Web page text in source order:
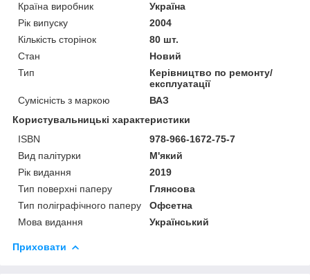
Країна виробник
Україна
Рік випуску
2004
Кількість сторінок
80 шт.
Стан
Новий
Тип
Керівництво по ремонту/
експлуатації
Сумісність з маркою
ВАЗ
Користувальницькі характеристики
ISBN
978-966-1672-75-7
Вид палітурки
М'який
Рік видання
2019
Тип поверхні паперу
Глянсова
Тип поліграфічного паперу
Офсетна
Мова видання
Український
Приховати